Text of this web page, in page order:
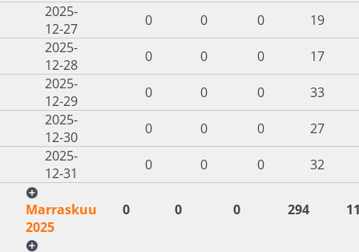
2025-
12-27
0 0 0
19
2025-
12-28
0 0 0
17
2025-
12-29
0 0 0
33
2025-
12-30
0 0 0
27
2025-
12-31
0 0 0 32
Marraskuu
2025
0 0 0 294